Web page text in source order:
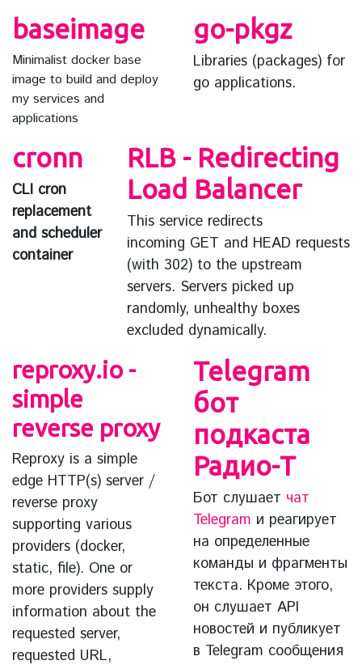
baseimage
Minimalist docker base
image to build and deploy
my services and
applications
go-pkgz
Libraries (packages) for
go applications.
cronn
CLI cron
replacement
and scheduler
container
RLB - Redirecting
Load Balancer
This service redirects
incoming GET and HEAD requests
(with 302) to the upstream
servers. Servers picked up
randomly, unhealthy boxes
excluded dynamically.
reproxy.io -
simple
reverse proxy
Reproxy is a simple
edge HTTP(s) server /
reverse proxy
supporting various
providers (docker,
static, file). One or
more providers supply
information about the
requested server,
requested URL,
Telegram
бот
подкаста
Радио-Т
Бот слушает чат
Telegram и реагирует
на определенные
команды и фрагменты
текста. Кроме этого,
он слушает API
новостей и публикует
в Telegram сообщения